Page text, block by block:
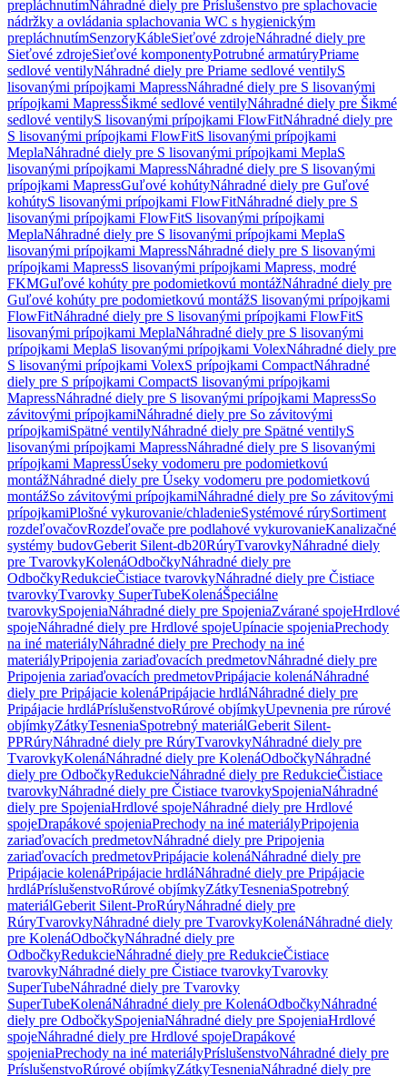
prepláchnutímNáhradné diely pre Príslušenstvo pre splachovacie
nádržky a ovládania splachovania WC s hygienickým
prepláchnutímSenzoryKábleSieťové zdrojeNáhradné diely pre
Sieťové zdrojeSieťové komponentyPotrubné armatúryPriame
sedlové ventilyNáhradné diely pre Priame sedlové ventilyS
lisovanými prípojkami MapressNáhradné diely pre S lisovanými
prípojkami MapressŠikmé sedlové ventilyNáhradné diely pre Šikmé
sedlové ventilyS lisovanými prípojkami FlowFitNáhradné diely pre
S lisovanými prípojkami FlowFitS lisovanými prípojkami
MeplaNáhradné diely pre S lisovanými prípojkami MeplaS
lisovanými prípojkami MapressNáhradné diely pre S lisovanými
prípojkami MapressGuľové kohútyNáhradné diely pre Guľové
kohútyS lisovanými prípojkami FlowFitNáhradné diely pre S
lisovanými prípojkami FlowFitS lisovanými prípojkami
MeplaNáhradné diely pre S lisovanými prípojkami MeplaS
lisovanými prípojkami MapressNáhradné diely pre S lisovanými
prípojkami MapressS lisovanými prípojkami Mapress, modré
FKMGuľové kohúty pre podomietkovú montážNáhradné diely pre
Guľové kohúty pre podomietkovú montážS lisovanými prípojkami
FlowFitNáhradné diely pre S lisovanými prípojkami FlowFitS
lisovanými prípojkami MeplaNáhradné diely pre S lisovanými
prípojkami MeplaS lisovanými prípojkami VolexNáhradné diely pre
S lisovanými prípojkami VolexS prípojkami CompactNáhradné
diely pre S prípojkami CompactS lisovanými prípojkami
MapressNáhradné diely pre S lisovanými prípojkami MapressSo
závitovými prípojkamiNáhradné diely pre So závitovými
prípojkamiSpätné ventilyNáhradné diely pre Spätné ventilyS
lisovanými prípojkami MapressNáhradné diely pre S lisovanými
prípojkami MapressÚseky vodomeru pre podomietkovú
montážNáhradné diely pre Úseky vodomeru pre podomietkovú
montážSo závitovými prípojkamiNáhradné diely pre So závitovými
prípojkamiPlošné vykurovanie/chladenieSystémové rúrySortiment
rozdeľovačovRozdeľovače pre podlahové vykurovanieKanalizačné
systémy budovGeberit Silent-db20RúryTvarovkyNáhradné diely
pre TvarovkyKolenáOdbočkyNáhradné diely pre
OdbočkyRedukcieČistiace tvarovkyNáhradné diely pre Čistiace
tvarovkyTvarovky SuperTubeKolenáŠpeciálne
tvarovkySpojeniaNáhradné diely pre SpojeniaZvárané spojeHrdlové
spojeNáhradné diely pre Hrdlové spojeUpínacie spojeniaPrechody
na iné materiályNáhradné diely pre Prechody na iné
materiályPripojenia zariaďovacích predmetovNáhradné diely pre
Pripojenia zariaďovacích predmetovPripájacie kolenáNáhradné
diely pre Pripájacie kolenáPripájacie hrdláNáhradné diely pre
Pripájacie hrdláPríslušenstvoRúrové objímkyUpevnenia pre rúrové
objímkyZátkyTesneniaSpotrebný materiálGeberit Silent-
PPRúryNáhradné diely pre RúryTvarovkyNáhradné diely pre
TvarovkyKolenáNáhradné diely pre KolenáOdbočkyNáhradné
diely pre OdbočkyRedukcieNáhradné diely pre RedukcieČistiace
tvarovkyNáhradné diely pre Čistiace tvarovkySpojeniaNáhradné
diely pre SpojeniaHrdlové spojeNáhradné diely pre Hrdlové
spojeDrapákové spojeniaPrechody na iné materiályPripojenia
zariaďovacích predmetovNáhradné diely pre Pripojenia
zariaďovacích predmetovPripájacie kolenáNáhradné diely pre
Pripájacie kolenáPripájacie hrdláNáhradné diely pre Pripájacie
hrdláPríslušenstvoRúrové objímkyZátkyTesneniaSpotrebný
materiálGeberit Silent-ProRúryNáhradné diely pre
RúryTvarovkyNáhradné diely pre TvarovkyKolenáNáhradné diely
pre KolenáOdbočkyNáhradné diely pre
OdbočkyRedukcieNáhradné diely pre RedukcieČistiace
tvarovkyNáhradné diely pre Čistiace tvarovkyTvarovky
SuperTubeNáhradné diely pre Tvarovky
SuperTubeKolenáNáhradné diely pre KolenáOdbočkyNáhradné
diely pre OdbočkySpojeniaNáhradné diely pre SpojeniaHrdlové
spojeNáhradné diely pre Hrdlové spojeDrapákové
spojeniaPrechody na iné materiályPríslušenstvoNáhradné diely pre
PríslušenstvoRúrové objímkyZátkyTesneniaNáhradné diely pre